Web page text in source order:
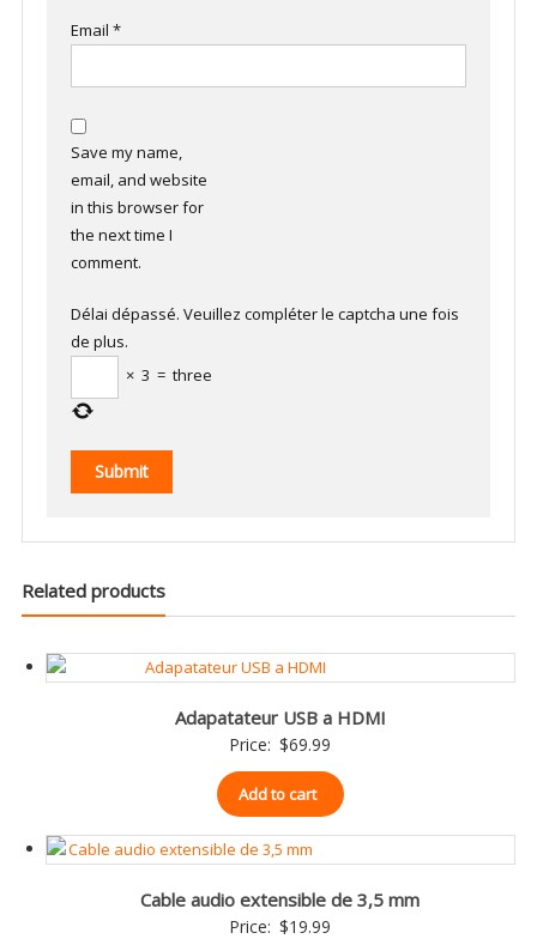
Email *
Save my name,
email, and website
in this browser for
the next time I
comment.
Délai dépassé. Veuillez compléter le captcha une fois
de plus.
× 3 = three
Related products
Adapatateur USB a HDMI
Price: $69.99
Add to cart
Cable audio extensible de 3,5 mm
Price: $19.99